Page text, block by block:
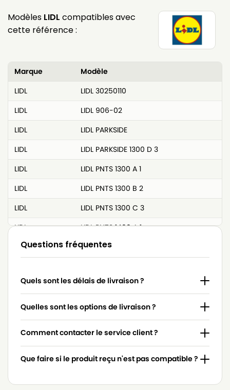
Modèles LIDL compatibles avec
cette référence :
Marque
Modèle
LIDL
LIDL 30250110
LIDL
LIDL 906-02
LIDL
LIDL PARKSIDE
LIDL
LIDL PARKSIDE 1300 D 3
LIDL
LIDL PNTS 1300 A 1
LIDL
LIDL PNTS 1300 B 2
LIDL
LIDL PNTS 1300 C 3
LIDL
LIDL PNTS 1400 A 1
LIDL
LIDL PNTS 1400 B 1
LIDL
LIDL PNTS 1400 D 1
LIDL
LIDL PNTS 1500 A 1
LIDL
LIDL PNTS 1500 B 2
LIDL
LIDL PNTS 1500 B 3
LIDL
LIDL PNTS 30 / 6 S
Questions fréquentes
Quels sont les délais de livraison ?
Quelles sont les options de livraison ?
Comment contacter le service client ?
Que faire si le produit reçu n'est pas compatible ?